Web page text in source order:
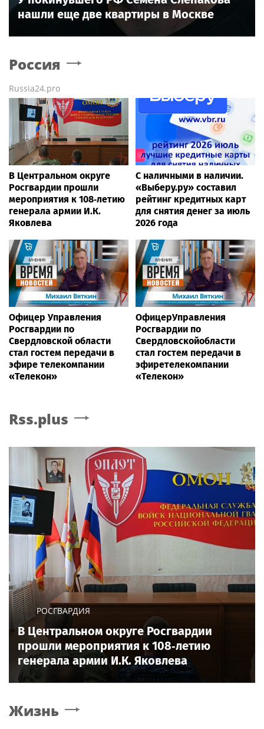
нашли еще две квартиры в Москве
Россия
Russia24.pro
В Центральном округе
Росгвардии прошли
мероприятия к 108‑летию
генерала армии И.К.
Яковлева
С наличными в наличии.
«Выберу.ру» составил
рейтинг кредитных карт
для снятия денег за июль
2026 года
Офицер Управления
Росгвардии по
Свердловской области
стал гостем передачи в
эфире телекомпании
«Телекон»
ОфицерУправления
Росгвардии по
Свердловскойобласти
стал гостем передачи в
эфиретелекомпании
«Телекон»
Rss.plus
РОСГВАРДИЯ
В Центральном округе Росгвардии
прошли мероприятия к 108‑летию
генерала армии И.К. Яковлева
Жизнь